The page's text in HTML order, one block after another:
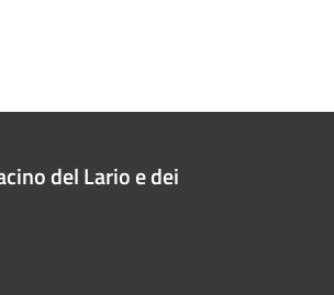
del Lario e dei